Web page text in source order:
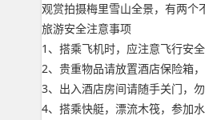
观赏拍摄梅里雪山全景，有两个
旅游安全注意事项
1、搭乘飞机时，应注意飞行安
2、贵重物品请放置酒店保险箱
3、出入酒店房间请随手关门，
4、搭乘快艇，漂流木筏，参加